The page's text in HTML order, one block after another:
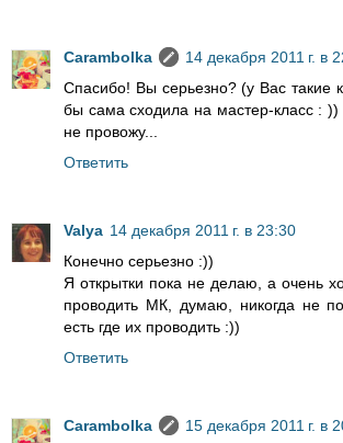
Carambolka
14 декабря 2011 г. в
Спасибо! Вы серьезно? (у Вас такие
бы сама сходила на мастер-класс :
не провожу...
Ответить
Valya 14 декабря 2011 г. в 23:30
Конечно серьезно :))
Я открытки пока не делаю, а очень
проводить МК, думаю, никогда не
есть где их проводить :))
Ответить
Carambolka
15 декабря 2011 г. в